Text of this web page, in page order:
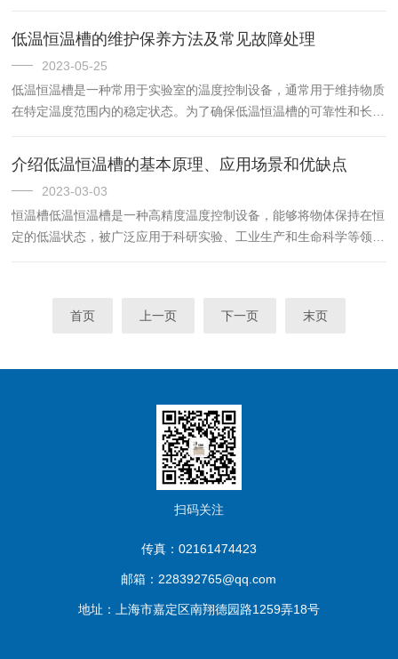
加热器、控制系统和容器三部分组成。通常采用不易挥发且具有良
好...
低温恒温槽的维护保养方法及常见故障处理
2023-05-25
低温恒温槽是一种常用于实验室的温度控制设备，通常用于维持物质
在特定温度范围内的稳定状态。为了确保低温恒温槽的可靠性和长期
方法：1.清洁：定期清洁恒温槽的内部和外部表面，避免灰尘、污...
介绍低温恒温槽的基本原理、应用场景和优缺点
2023-03-03
恒温槽低温恒温槽是一种高精度温度控制设备，能够将物体保持在恒
定的低温状态，被广泛应用于科研实验、工业生产和生命科学等领
首页
上一页 下一页 末页
扫码关注
传真：02161474423
邮箱：228392765@qq.com
地址：上海市嘉定区南翔德园路1259弄18号